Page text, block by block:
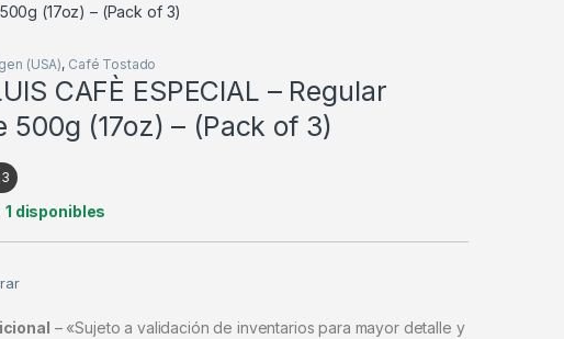
500g (17oz) – (Pack of 3)
(USA), Café Tostado
CAFÈ ESPECIAL – Regular
500g (17oz) – (Pack of 3)
1 disponibles
– «Sujeto a validación de inventarios para mayor detalle y